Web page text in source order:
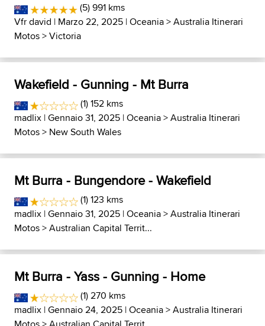
(5) 991 kms
Vfr david | Marzo 22, 2025 |Oceania>Australia Itinerari
Motos>Victoria
Wakefield - Gunning - Mt Burra
(1) 152 kms
madlix | Gennaio 31, 2025 |Oceania>Australia Itinerari
Motos> New South Wales
Mt Burra - Bungendore - Wakefield
(1) 123 kms
madlix | Gennaio 31, 2025 |Oceania>Australia Itinerari
Motos>Australian Capital Territ...
Mt Burra - Yass - Gunning - Home
(1) 270 kms
madlix | Gennaio 24, 2025 |Oceania>Australia Itinerari